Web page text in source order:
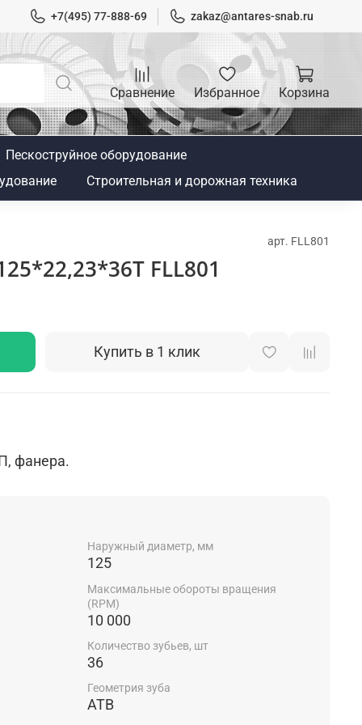
+7(495) 77-888-69 zakaz@antares-snab.ru
Сравнение Избранное Корзина
Пескоструйное оборудование
Строительная и дорожная техника
арт. FLL801
FLL801
Купить в 1 клик
фанера.
Наружный диаметр, мм
125
Максимальные обороты вращения
(RPM)
10 000
Количество зубьев, шт
36
Геометрия зуба
ATB